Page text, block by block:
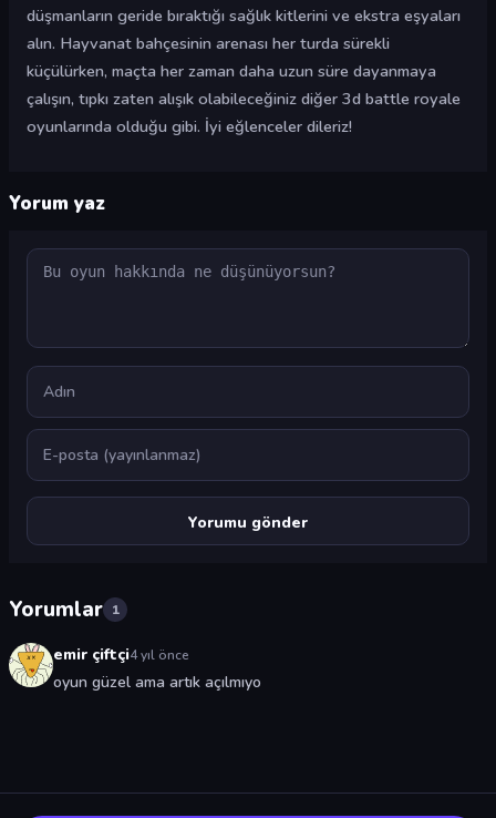
düşmanların geride bıraktığı sağlık kitlerini ve ekstra eşyaları
alın. Hayvanat bahçesinin arenası her turda sürekli
küçülürken, maçta her zaman daha uzun süre dayanmaya
çalışın, tıpkı zaten alışık olabileceğiniz diğer 3d battle royale
oyunlarında olduğu gibi. İyi eğlenceler dileriz!
Yorum yaz
Yorum
Ad
E-posta
Yorumlar 1
emir çiftçi4 yıl önce
oyun güzel ama artık açılmıyo